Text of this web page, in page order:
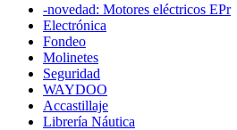
-novedad: Motores eléctricos EPr
Electrónica
Fondeo
Molinetes
Seguridad
WAYDOO
Accastillaje
Librería Náutica